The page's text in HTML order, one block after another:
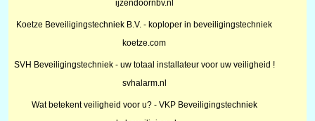
ijzendoornbv.nl
Koetze Beveiligingstechniek B.V. - koploper in beveiligingstechniek
koetze.com
SVH Beveiligingstechniek - uw totaal installateur voor uw veiligheid !
svhalarm.nl
Wat betekent veiligheid voor u? - VKP Beveiligingstechniek